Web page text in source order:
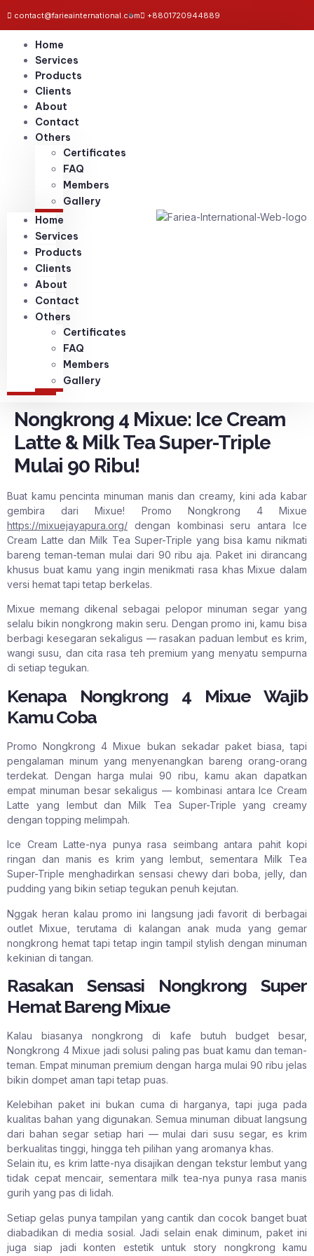
contact@farieainternational.com +8801720944889
Home
Services
Products
Clients
About
Contact
Others
Certificates
FAQ
Members
Gallery
Home
Services
Products
Clients
About
Contact
Others
Certificates
FAQ
Members
Gallery
Nongkrong 4 Mixue: Ice Cream
Latte & Milk Tea Super-Triple
Mulai 90 Ribu!
Buat kamu pencinta minuman manis dan creamy, kini ada kabar
gembira dari Mixue! Promo Nongkrong 4 Mixue
https://mixuejayapura.org/ dengan kombinasi seru antara Ice
Cream Latte dan Milk Tea Super-Triple yang bisa kamu nikmati
bareng teman-teman mulai dari 90 ribu aja. Paket ini dirancang
khusus buat kamu yang ingin menikmati rasa khas Mixue dalam
versi hemat tapi tetap berkelas.
Mixue memang dikenal sebagai pelopor minuman segar yang
selalu bikin nongkrong makin seru. Dengan promo ini, kamu bisa
berbagi kesegaran sekaligus — rasakan paduan lembut es krim,
wangi susu, dan cita rasa teh premium yang menyatu sempurna
di setiap tegukan.
Kenapa Nongkrong 4 Mixue Wajib
Kamu Coba
Promo Nongkrong 4 Mixue bukan sekadar paket biasa, tapi
pengalaman minum yang menyenangkan bareng orang-orang
terdekat. Dengan harga mulai 90 ribu, kamu akan dapatkan
empat minuman besar sekaligus — kombinasi antara Ice Cream
Latte yang lembut dan Milk Tea Super-Triple yang creamy
dengan topping melimpah.
Ice Cream Latte-nya punya rasa seimbang antara pahit kopi
ringan dan manis es krim yang lembut, sementara Milk Tea
Super-Triple menghadirkan sensasi chewy dari boba, jelly, dan
pudding yang bikin setiap tegukan penuh kejutan.
Nggak heran kalau promo ini langsung jadi favorit di berbagai
outlet Mixue, terutama di kalangan anak muda yang gemar
nongkrong hemat tapi tetap ingin tampil stylish dengan minuman
kekinian di tangan.
Rasakan Sensasi Nongkrong Super
Hemat Bareng Mixue
Kalau biasanya nongkrong di kafe butuh budget besar,
Nongkrong 4 Mixue jadi solusi paling pas buat kamu dan teman-
teman. Empat minuman premium dengan harga mulai 90 ribu jelas
bikin dompet aman tapi tetap puas.
Kelebihan paket ini bukan cuma di harganya, tapi juga pada
kualitas bahan yang digunakan. Semua minuman dibuat langsung
dari bahan segar setiap hari — mulai dari susu segar, es krim
berkualitas tinggi, hingga teh pilihan yang aromanya khas.
Selain itu, es krim latte-nya disajikan dengan tekstur lembut yang
tidak cepat mencair, sementara milk tea-nya punya rasa manis
gurih yang pas di lidah.
Setiap gelas punya tampilan yang cantik dan cocok banget buat
diabadikan di media sosial. Jadi selain enak diminum, paket ini
juga siap jadi konten estetik untuk story nongkrong kamu